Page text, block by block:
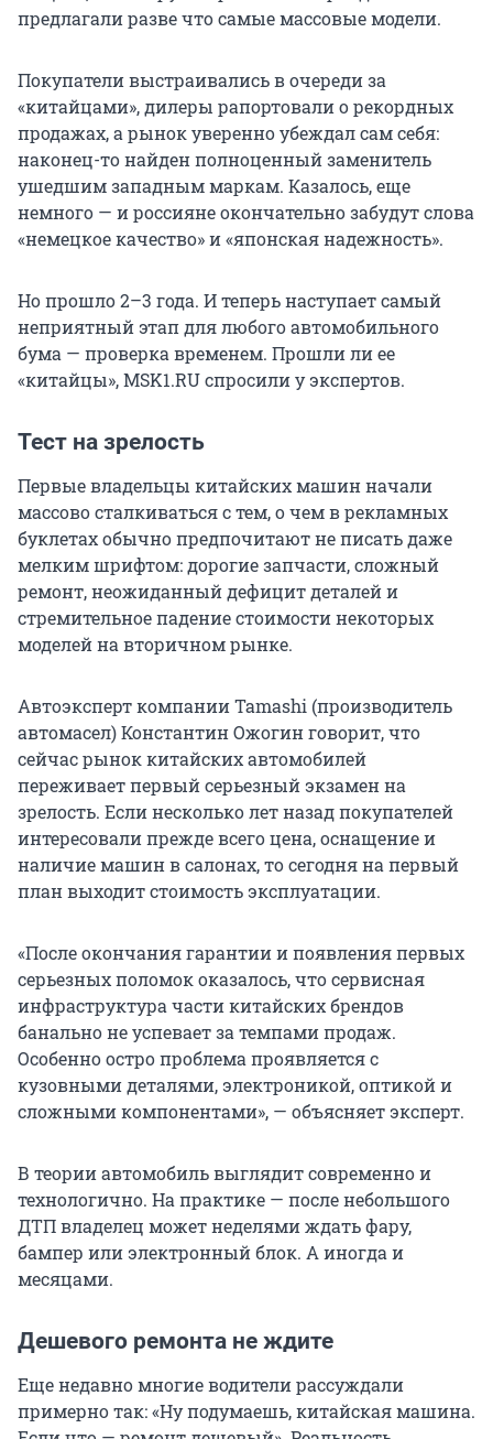
предлагали разве что самые массовые модели.
Покупатели выстраивались в очереди за
«китайцами», дилеры рапортовали о рекордных
продажах, а рынок уверенно убеждал сам себя:
наконец-то найден полноценный заменитель
ушедшим западным маркам. Казалось, еще
немного — и россияне окончательно забудут слова
«немецкое качество» и «японская надежность».
Но прошло 2–3 года. И теперь наступает самый
неприятный этап для любого автомобильного
бума — проверка временем. Прошли ли ее
«китайцы», MSK1.RU спросили у экспертов.
Тест на зрелость
Первые владельцы китайских машин начали
массово сталкиваться с тем, о чем в рекламных
буклетах обычно предпочитают не писать даже
мелким шрифтом: дорогие запчасти, сложный
ремонт, неожиданный дефицит деталей и
стремительное падение стоимости некоторых
моделей на вторичном рынке.
Автоэксперт компании Tamashi (производитель
автомасел) Константин Ожогин говорит, что
сейчас рынок китайских автомобилей
переживает первый серьезный экзамен на
зрелость. Если несколько лет назад покупателей
интересовали прежде всего цена, оснащение и
наличие машин в салонах, то сегодня на первый
план выходит стоимость эксплуатации.
«После окончания гарантии и появления первых
серьезных поломок оказалось, что сервисная
инфраструктура части китайских брендов
банально не успевает за темпами продаж.
Особенно остро проблема проявляется с
кузовными деталями, электроникой, оптикой и
сложными компонентами», — объясняет эксперт.
В теории автомобиль выглядит современно и
технологично. На практике — после небольшого
ДТП владелец может неделями ждать фару,
бампер или электронный блок. А иногда и
месяцами.
Дешевого ремонта не ждите
Еще недавно многие водители рассуждали
примерно так: «Ну подумаешь, китайская машина.